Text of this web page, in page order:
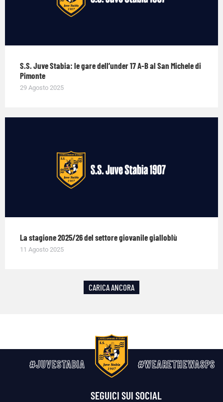
S.S. Juve Stabia: le gare dell’under 17 A-B al San Michele di
Pimonte
29 Agosto 2025
La stagione 2025/26 del settore giovanile gialloblù
11 Agosto 2025
CARICA ANCORA
#JUVESTABIA #WEARETHEWASPS
SEGUICI SUI SOCIAL